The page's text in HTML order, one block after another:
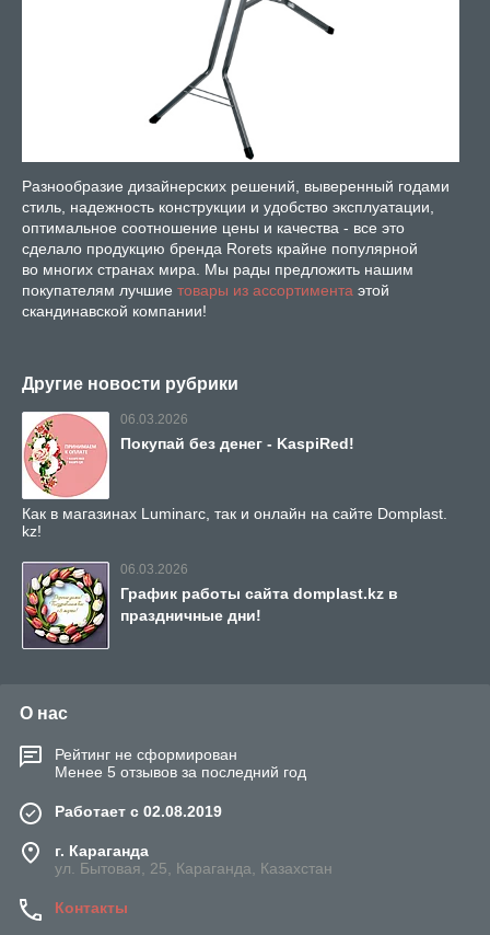
Разнообразие дизайнерских решений, выверенный годами
стиль, надежность конструкции и удобство эксплуатации,
оптимальное соотношение цены и качества - все это
сделало продукцию бренда Rorets крайне популярной
во многих странах мира. Мы рады предложить нашим
покупателям лучшие товары из ассортимента этой
скандинавской компании!
Другие новости рубрики
06.03.2026
Покупай без денег - KaspiRed!
Как в магазинах Luminarc, так и онлайн на сайте Domplast.
kz!
06.03.2026
График работы сайта domplast.kz в
праздничные дни!
О нас
Рейтинг не сформирован
Менее 5 отзывов за последний год
Работает с 02.08.2019
г. Караганда
ул. Бытовая, 25, Караганда, Казахстан
Контакты